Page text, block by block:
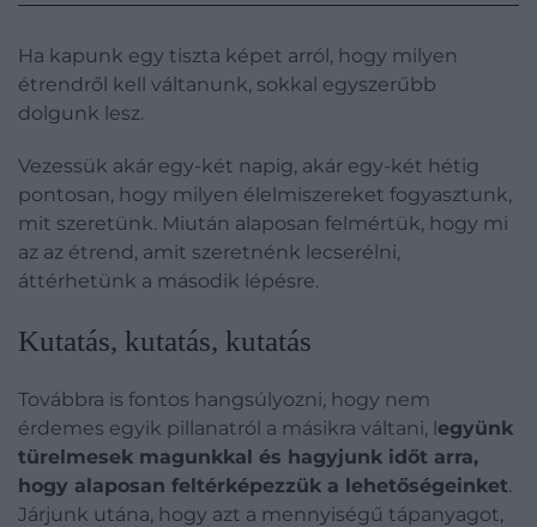
Ha kapunk egy tiszta képet arról, hogy milyen
étrendről kell váltanunk, sokkal egyszerűbb
dolgunk lesz.
Vezessük akár egy-két napig, akár egy-két hétig
pontosan, hogy milyen élelmiszereket fogyasztunk,
mit szeretünk. Miután alaposan felmértük, hogy mi
az az étrend, amit szeretnénk lecserélni,
áttérhetünk a második lépésre.
Kutatás, kutatás, kutatás
Továbbra is fontos hangsúlyozni, hogy nem
érdemes egyik pillanatról a másikra váltani, legyünk
türelmesek magunkkal és hagyjunk időt arra,
hogy alaposan feltérképezzük a lehetőségeinket.
Járjunk utána, hogy azt a mennyiségű tápanyagot,